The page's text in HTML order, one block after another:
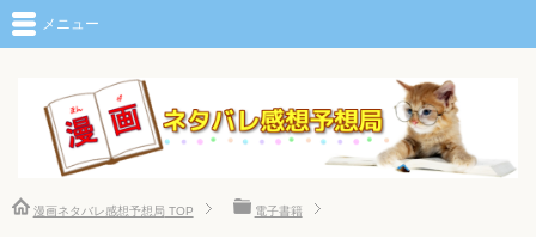
メニュー
漫画ネタバレ感想予想局 TOP 電子書籍